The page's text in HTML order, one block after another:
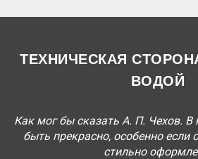
ТЕХНИЧЕСКАЯ
ВОДОЙ
Как мог бы сказать А. П. Чехов. В
быть прекрасно, особенно если
стильно